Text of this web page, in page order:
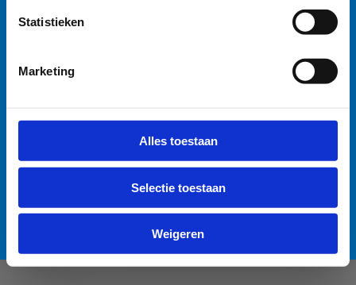
Statistieken
Marketing
Alles toestaan
Selectie toestaan
Weigeren
recreatieverbod geldt. 🛶 Roeien, kajakken en zeilen
wordt afgeraden, maar kunnen mits volgende
na elke training. • Boten goed afspoelen na elke
training. • Niet in de drijflaag varen. • Niet voor
voorzien. Bedankt voor jullie begrip! 💙
Lees meer over de alternatieve zwemlocatie
Anti-Robot Verification
Click to start verification
Verzend